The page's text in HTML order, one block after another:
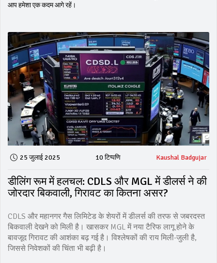
आप हमेशा एक कदम आगे रहें।
25 जुलाई 2025 10 टिप्पणि Kaushal Badgujar
डीलिंग रूम में हलचल: CDLS और MGL में डीलर्स ने की
जोरदार बिकवाली, गिरावट का कितना असर?
CDLS और महानगर गैस लिमिटेड के शेयरों में डीलर्स की तरफ से जबरदस्त
बिकवाली देखने को मिली है। खासकर MGL में नया टैरिफ लागू होने के
बावजूद गिरावट की आशंका बढ़ गई है। विश्लेषकों की राय मिली-जुली है,
जिससे निवेशकों की चिंता भी बढ़ी है।